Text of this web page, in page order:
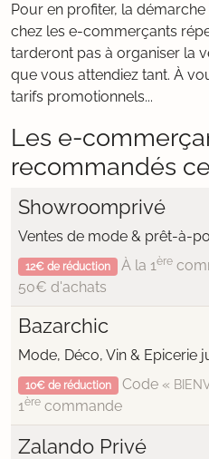
Pour en profiter, la
chez les e-commerçants
tarderont pas à organiser la
que vous attendiez tant. À
tarifs promotionnels...
Les e-
recommandés
Showroomprivé
Ventes de mode & prêt-à-
12€ de réduction À la 1ère
50€ d'achats
Bazarchic
Mode, Déco, Vin & Epicerie
10€ de réduction Code «
1ère commande
Zalando Privé